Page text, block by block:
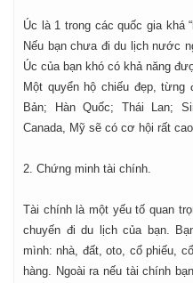
Úc là 1 trong các quốc gia khá
Nếu bạn chưa đi du lịch nước
Úc của bạn khó có khả năng
Một quyển hộ chiếu đẹp,
Bản; Hàn Quốc; Thái Lan;
Canada, Mỹ sẽ có cơ hội rất cao.
2. Chứng minh tài chính.
Tài chính là một yếu tố quan
chuyến đi du lịch của bạn.
mình: nhà, đất, oto, cổ phiếu,
hàng. Ngoài ra nếu tài chính